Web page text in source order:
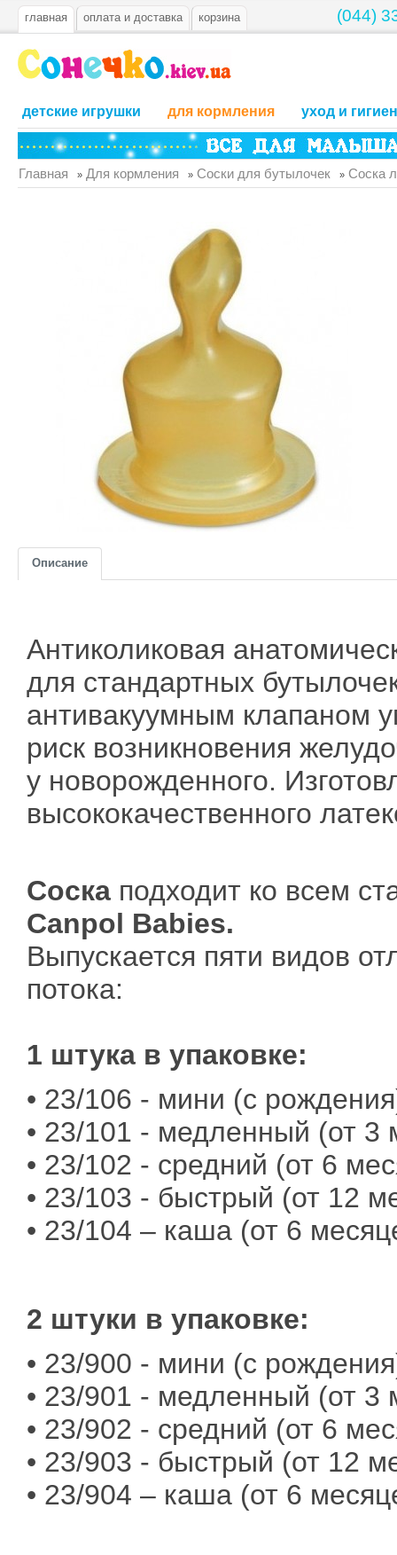
(044)
главная оплата и доставка корзина
детские игрушки для кормления уход и
Главная » Для кормления » Соски для бутылочек » Соска
Описание
Антиколиковая
для стандартных
антивакуумным клапаном
риск возникновения
у новорожденного.
высококачественного
Соска подходит ко всем
Сanpol Babies.
Выпускается пяти видов
потока:
1 штука в упаковке:
• 23/106 - мини (с
• 23/101 - медленный (от 3
• 23/102 - средний (от 6
• 23/103 - быстрый (от 12
• 23/104 – каша (от 6
2 штуки в упаковке:
• 23/900 - мини (с
• 23/901 - медленный (от 3
• 23/902 - средний (от 6
• 23/903 - быстрый (от 12
• 23/904 – каша (от 6